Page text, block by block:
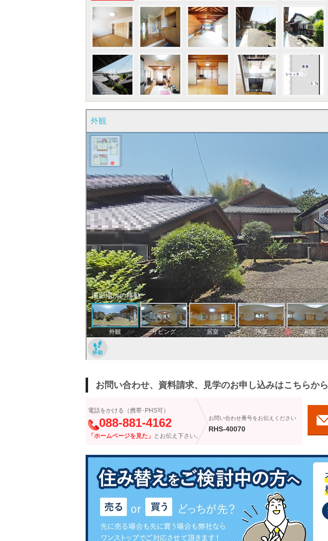
お問い合わせ、資料請求、見学のお申し込みはこちらから
電話をかける（携帯･PHS可）
088-881-4162
「ホームページを見た」 とお伝え下さい。
お問い合わせ番号をお伝えください
RHS-40070